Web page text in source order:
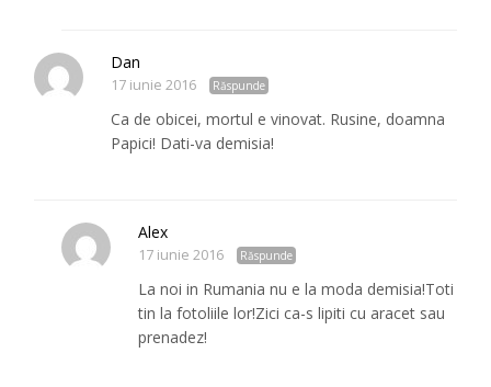
Dan
17 iunie 2016 Răspunde
Ca de obicei, mortul e vinovat. Rusine, doamna
Papici! Dati-va demisia!
Alex
17 iunie 2016 Răspunde
La noi in Rumania nu e la moda demisia!Toti
tin la fotoliile lor!Zici ca-s lipiti cu aracet sau
prenadez!